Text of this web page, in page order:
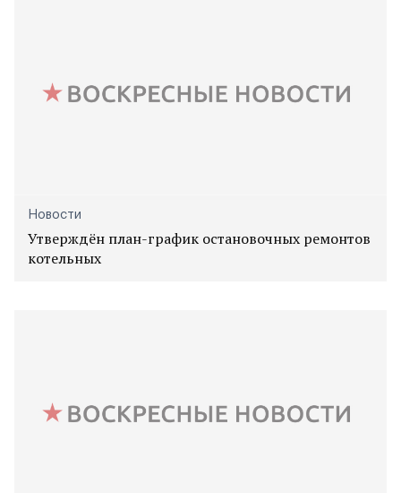
Новости
Утверждён план-график остановочных ремонтов
котельных